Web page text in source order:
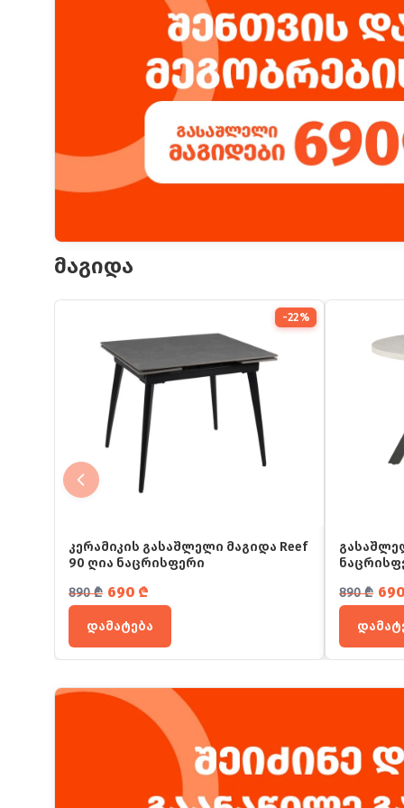
მაგიდა
-22%
კერამიკის გასაშლელი მაგიდა Reef
90 ღია ნაცრისფერი
890₾
საწყისი ფასი იყო: 890 ₾.
690 ₾
მიმდინარე ფასია: 690 ₾.
დამატება
890₾